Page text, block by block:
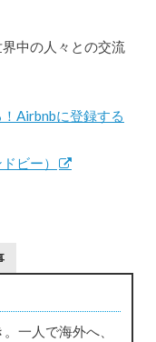
中の人々との交流
Airbnbに登録する
ビー）
一人で海外へ、